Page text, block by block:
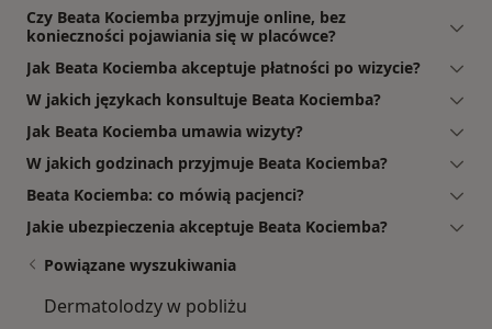
Czy Beata Kociemba przyjmuje online, bez
konieczności pojawiania się w placówce?
Jak Beata Kociemba akceptuje płatności po wizycie?
W jakich językach konsultuje Beata Kociemba?
Jak Beata Kociemba umawia wizyty?
W jakich godzinach przyjmuje Beata Kociemba?
Beata Kociemba: co mówią pacjenci?
Jakie ubezpieczenia akceptuje Beata Kociemba?
Powiązane wyszukiwania
Dermatolodzy w pobliżu